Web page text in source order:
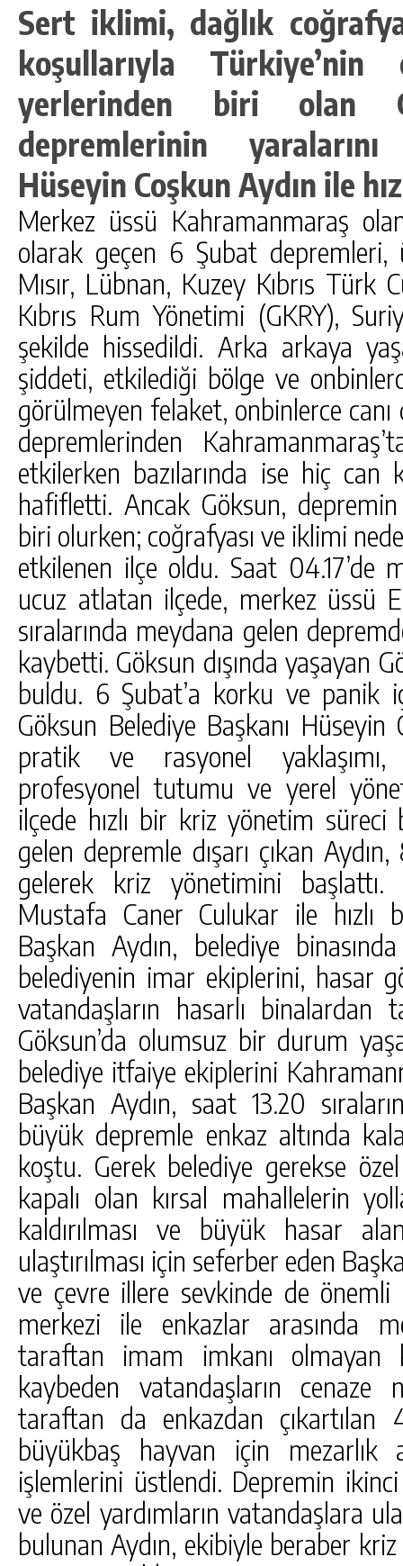
Sert iklimi, dağlık
koşullarıyla
yerlerinden biri olan
depremlerinin
Hüseyin Coşkun Aydın ile
Merkez üssü Kahramanmaraş
olarak geçen 6 Şubat depremleri,
Mısır, Lübnan, Kuzey Kıbrıs Türk
Kıbrıs Rum Yönetimi (GKRY),
şekilde hissedildi. Arka arkaya
şiddeti, etkilediği bölge ve
görülmeyen felaket, onbinlerce canı
depremlerinden
etkilerken bazılarında ise hiç can
hafifletti. Ancak Göksun,
biri olurken; coğrafyası ve iklimi
etkilenen ilçe oldu. Saat 04.17’de
ucuz atlatan ilçede, merkez üssü
sıralarında meydana gelen
kaybetti. Göksun dışında yaşayan
buldu. 6 Şubat’a korku ve panik
Göksun Belediye Başkanı Hüseyin
pratik ve rasyonel yaklaşımı,
profesyonel tutumu ve yerel
ilçede hızlı bir kriz yönetim süreci
gelen depremle dışarı çıkan
gelerek kriz yönetimini başlattı.
Mustafa Caner Culukar ile hızlı
Başkan Aydın, belediye
belediyenin imar ekiplerini, hasar
vatandaşların hasarlı binalardan
Göksun’da olumsuz bir durum
belediye itfaiye ekiplerini
Başkan Aydın, saat 13.20
büyük depremle enkaz altında
koştu. Gerek belediye gerekse
kapalı olan kırsal mahallelerin
kaldırılması ve büyük hasar
ulaştırılması için seferber eden
ve çevre illere sevkinde de
merkezi ile enkazlar arasında
taraftan imam imkanı olmayan
kaybeden vatandaşların cenaze
taraftan da enkazdan
büyükbaş hayvan için mezarlık
işlemlerini üstlendi. Depremin
ve özel yardımların vatandaşlara
bulunan Aydın, ekibiyle beraber